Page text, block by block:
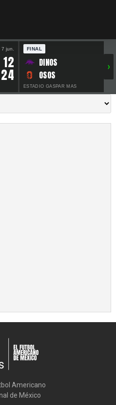
7 jun.
12
24
FINAL
DINOS
OSOS
ESTADIO GASPAR MAS
›
Americano
de México